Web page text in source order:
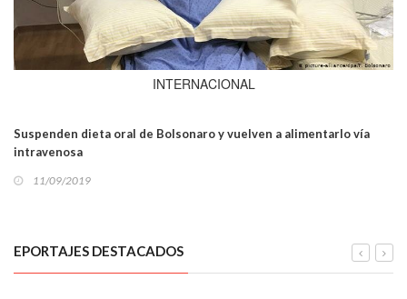
INTERNACIONAL
Suspenden dieta oral de Bolsonaro y vuelven a alimentarlo vía
intravenosa
11/09/2019
EPORTAJES DESTACADOS